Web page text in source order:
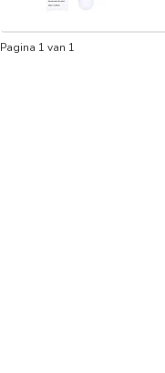
Pagina 1 van 1